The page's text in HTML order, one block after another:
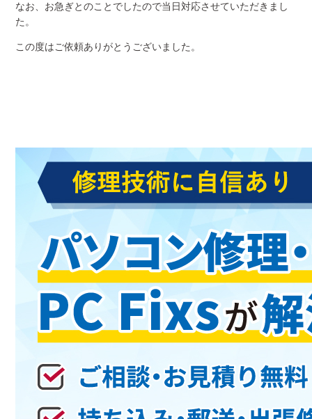
なお、お急ぎとのことでしたので当日対応させていただきまし
た。
この度はご依頼ありがとうございました。